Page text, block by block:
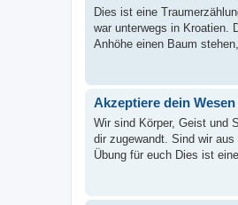
Dies ist eine
war unterwegs in Kroatien.
Anhöhe einen Baum
Akzeptiere dein Wesen
Wir sind Körper, Geist und
dir zugewandt. Sind wir
Übung für euch Dies ist eine